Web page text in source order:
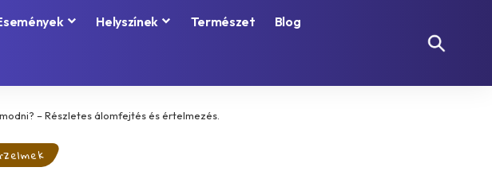
Helyszínek Természet Blog
– Részletes álomfejtés és értelmezés.